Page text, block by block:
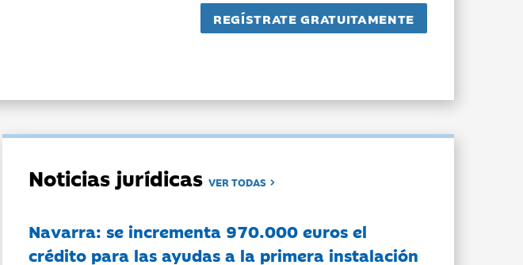
Noticias jurídicasVER TODAS
Navarra: se incrementa 970.000 euros el
crédito para las ayudas a la primera instalación